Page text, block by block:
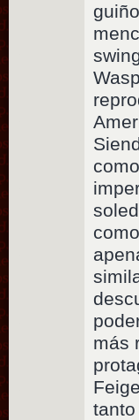
más